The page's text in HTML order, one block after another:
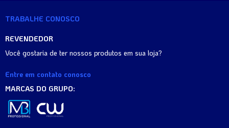
TRABALHE CONOSCO
REVENDEDOR
Você gostaria de ter nossos produtos em sua loja?
Entre em contato conosco
MARCAS DO GRUPO: